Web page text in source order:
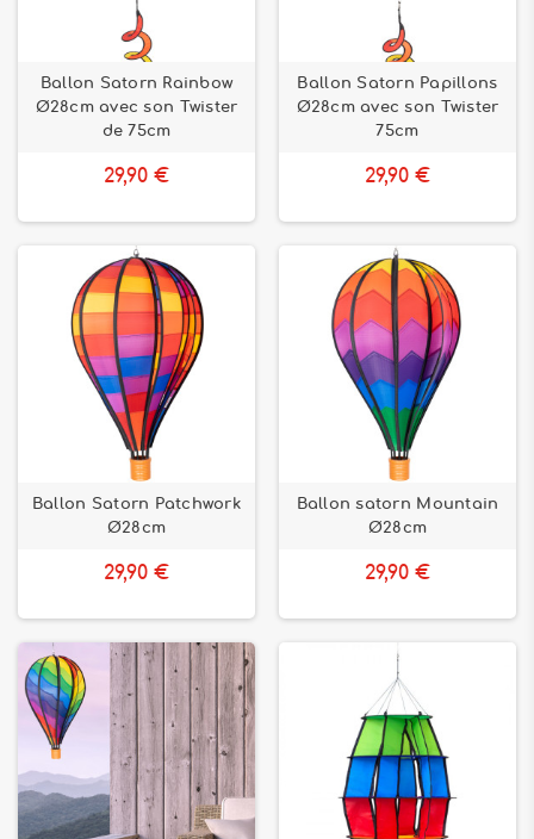
Ballon Satorn Rainbow
Ø28cm avec son Twister
de 75cm
29,90 €
Ballon Satorn Papillons
Ø28cm avec son Twister
75cm
29,90 €
Ballon Satorn Patchwork
Ø28cm
29,90 €
Ballon satorn Mountain
Ø28cm
29,90 €